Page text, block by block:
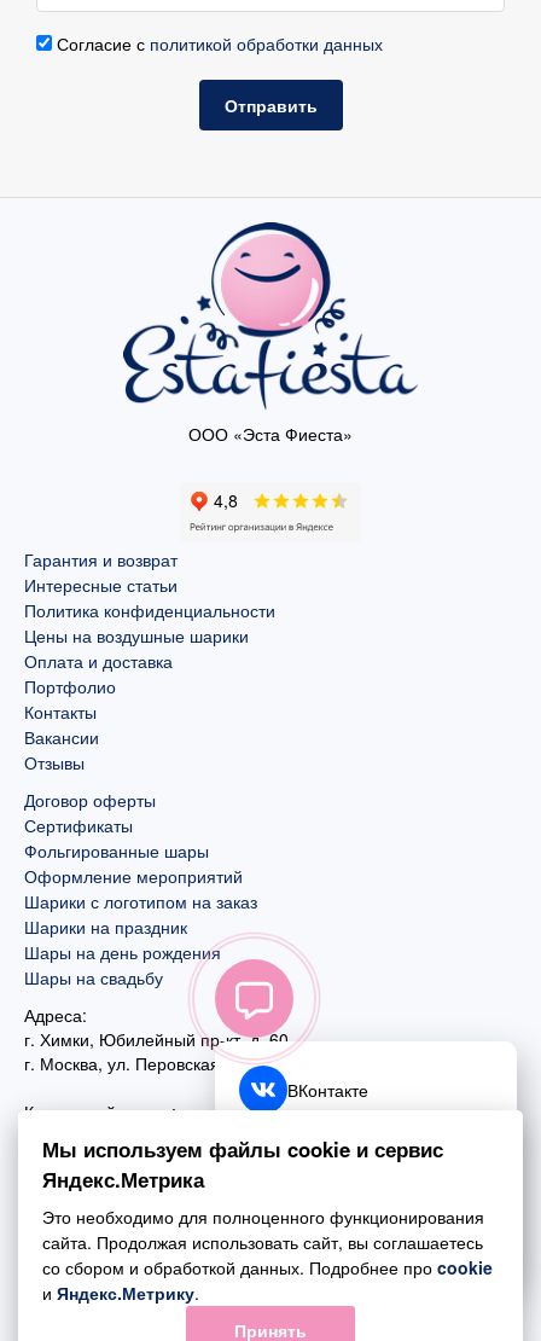
Согласие с политикой обработки данных
Отправить
ООО «Эста Фиеста»
Гарантия и возврат
Интересные статьи
Политика конфиденциальности
Цены на воздушные шарики
Оплата и доставка
Портфолио
Контакты
Вакансии
Отзывы
Договор оферты
Сертификаты
Фольгированные шары
Оформление мероприятий
Шарики с логотипом на заказ
Шарики на праздник
Шары на день рождения
Шары на свадьбу
Адреса:
г. Химки, Юбилейный пр-кт, д. 60
г. Москва, ул. Перовская, д. 59
Контактный номер:
+7 (495) 970-44-75
Почта:
mail@esta-fiesta.ru
Режим работы интернет-магазина:
ПН-ВС с 09:00 до 21:00
ВКонтакте
Telegram
Обратный звонок
Мы используем файлы cookie и сервис
Яндекс.Метрика
Это необходимо для полноценного функционирования
сайта. Продолжая использовать сайт, вы соглашаетесь
со сбором и обработкой данных. Подробнее про cookie
и Яндекс.Метрику.
Принять